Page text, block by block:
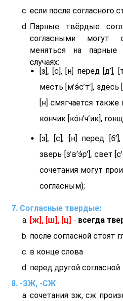
если после согласного
Парные твёрдые
согласными могут
меняться на
случаях:
[з], [с], [н] перед [д’],
месть [м’э́с’т’], здесь
[н] смягчается также
кончик [ко́н’ч’ик],
[з], [с], [н] перед [б’],
зверь [з’в’э́р’], свет
сочетания могут
согласным);
Согласные твердые:
[ж], [ш], [ц] - всегда
после согласной стоят
в конце слова
перед другой согласной
-ЗЖ, -СЖ
сочетания зж, сж